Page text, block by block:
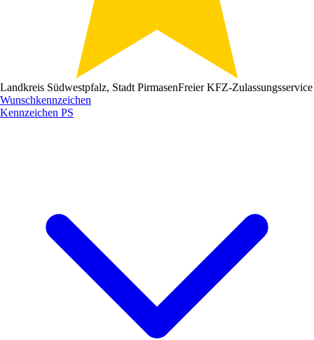
Landkreis Südwestpfalz, Stadt PirmasenFreier KFZ-Zulassungsservice
Wunschkennzeichen
Kennzeichen PS